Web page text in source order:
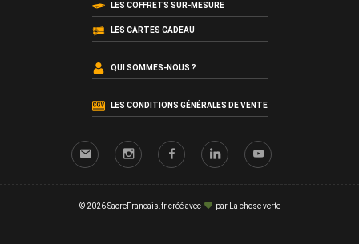
LES COFFRETS SUR-MESURE
LES CARTES CADEAU
QUI SOMMES-NOUS ?
LES CONDITIONS GÉNÉRALES DE VENTE
© 2026 SacreFrancais.fr créé avec par La chose verte